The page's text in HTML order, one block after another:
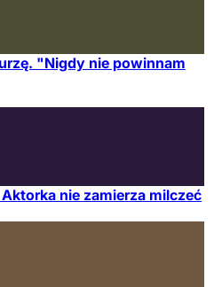
"Nigdy nie powinnam
nie zamierza milczeć